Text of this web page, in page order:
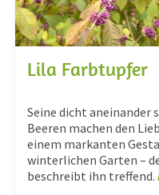
Lila Farbtupfer
Seine dicht aneinander
Beeren machen den
einem markanten
winterlichen Garten –
beschreibt ihn treffend.